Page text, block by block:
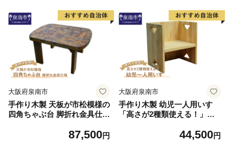
大阪府泉南市
手作り木製 天板が市松模様の
四角ちゃぶ台 脚折れ金具仕様
87,500円
大阪府泉南市
手作り木製 幼児一人用いす
「高さが2種類使える！」【0
44,500円